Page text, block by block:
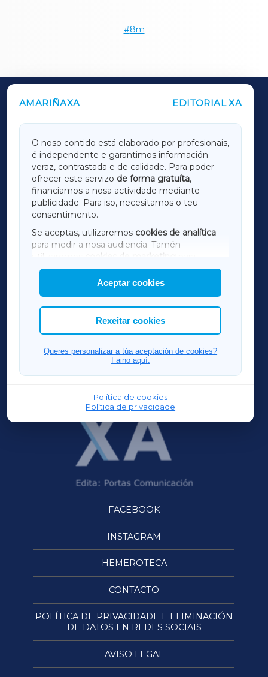
8m
AMARIÑAXA EDITORIAL XA
O noso contido está elaborado por profesionais,
é independente e garantimos información
veraz, contrastada e de calidade. Para poder
ofrecer este servizo de forma gratuíta,
financiamos a nosa actividade mediante
publicidade. Para iso, necesitamos o teu
consentimento.
Se aceptas, utilizaremos cookies de analítica
para medir a nosa audiencia. Tamén
utilizaremos
cookies de marketing
mostrar publicidade de terceiros.
Así mesmo, podes personalizar a elección das
cookies que desexas permitir.
Aceptar cookies
Rexeitar cookies
Queres personalizar a túa aceptación de cookies?
Faino aquí.
Política de cookies
Política de privacidade
OUTROS PERIÓDICOS
LUGOXA
TERRACHAXA
AMARIÑAXA
RIBEIRASACRAXA
ACORUÑAXA
FERROLXA
OURENSEXA
FACEBOOK
INSTAGRAM
HEMEROTECA
CONTACTO
POLÍTICA DE PRIVACIDADE E ELIMINACIÓN
DE DATOS EN REDES SOCIAIS
AVISO LEGAL